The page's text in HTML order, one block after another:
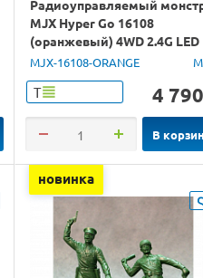
Радиоуправляемый
MJX Hyper Go 16108
(оранжевый) 4WD 2.4G LED
1/16 RTR
MJX-16108-ORANGE
Т 4 790
В
новинка